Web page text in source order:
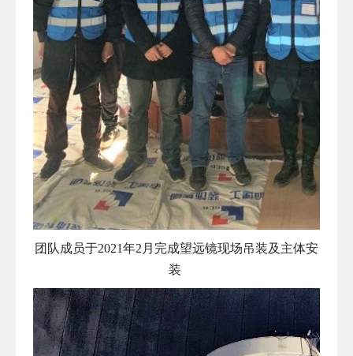
团队成员于2021年2 月完成望远镜现场吊装及主体安
装